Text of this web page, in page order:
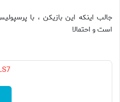
است و احتمالا